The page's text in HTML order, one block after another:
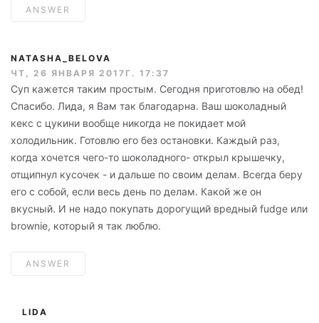
ANSWER
NATASHA_BELOVA
ЧТ, 26 ЯНВАРЯ 2017Г. 17:37
Суп кажется таким простым. Сегодня приготовлю на обед!
Спасибо. Лида, я Вам так благодарна. Ваш шоколадный
кекс с цукини вообще никогда не покидает мой
холодильник. Готовлю его без остановки. Каждый раз,
когда хочется чего-то шоколадного- открыл крышечку,
отщипнул кусочек - и дальше по своим делам. Всегда беру
его с собой, если весь день по делам. Какой же он
вкусный. И не надо покупать дорогущий вредный fudge или
brownie, который я так люблю.
ANSWER
LIDA